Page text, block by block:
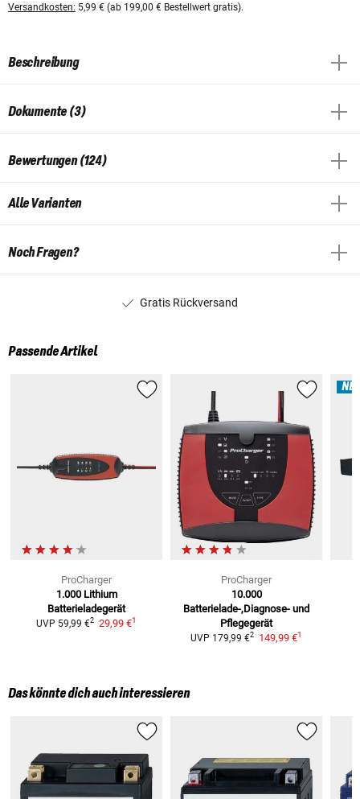
Versandkosten: 5,99 € (ab 199,00 € Bestellwert gratis).
Beschreibung
Dokumente (3)
Bewertungen (124)
Alle Varianten
Noch Fragen?
Gratis Rückversand
Passende Artikel
ProCharger
1.000 Lithium
Batterieladegerät
UVP 59,99 €2 29,99 €1
ProCharger
10.000
Batterielade-,Diagnose- und
Pflegegerät
UVP 179,99 €2 149,99 €1
Das könnte dich auch interessieren